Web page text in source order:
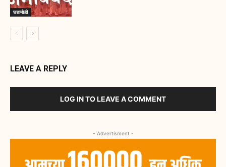
घडामोडी
LEAVE A REPLY
LOG IN TO LEAVE A COMMENT
- Advertisment -